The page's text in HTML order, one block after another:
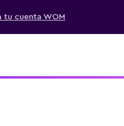
tu cuenta WOM